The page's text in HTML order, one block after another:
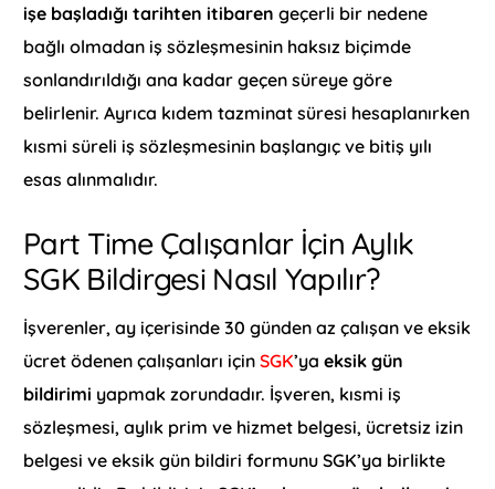
işe başladığı tarihten itibaren geçerli bir nedene
bağlı olmadan iş sözleşmesinin haksız biçimde
sonlandırıldığı ana kadar geçen süreye göre
belirlenir. Ayrıca kıdem tazminat süresi hesaplanırken
kısmi süreli iş sözleşmesinin başlangıç ve bitiş yılı
esas alınmalıdır.
Part Time Çalışanlar İçin Aylık
SGK Bildirgesi Nasıl Yapılır?
İşverenler, ay içerisinde 30 günden az çalışan ve eksik
ücret ödenen çalışanları içinSGK’yaeksik gün
bildirimi yapmak zorundadır. İşveren, kısmi iş
sözleşmesi, aylık prim ve hizmet belgesi, ücretsiz izin
belgesi ve eksik gün bildiri formunu SGK’ya birlikte